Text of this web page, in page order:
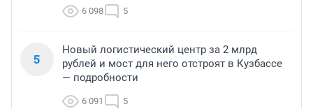
6 098 5
5
Новый логистический центр за 2 млрд
рублей и мост для него отстроят в Кузбассе
— подробности
6 091 5